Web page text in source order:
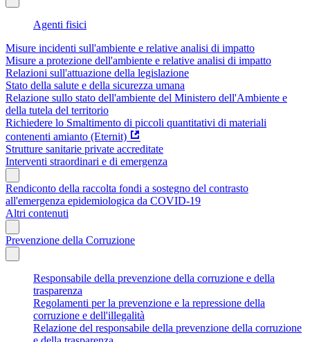
Agenti fisici
Misure incidenti sull'ambiente e relative analisi di impatto
Misure a protezione dell'ambiente e relative analisi di impatto
Relazioni sull'attuazione della legislazione
Stato della salute e della sicurezza umana
Relazione sullo stato dell'ambiente del Ministero dell'Ambiente e
della tutela del territorio
Richiedere lo Smaltimento di piccoli quantitativi di materiali
contenenti amianto (Eternit)
Strutture sanitarie private accreditate
Interventi straordinari e di emergenza
Rendiconto della raccolta fondi a sostegno del contrasto
all'emergenza epidemiologica da COVID-19
Altri contenuti
Prevenzione della Corruzione
Responsabile della prevenzione della corruzione e della
trasparenza
Regolamenti per la prevenzione e la repressione della
corruzione e dell'illegalità
Relazione del responsabile della prevenzione della corruzione